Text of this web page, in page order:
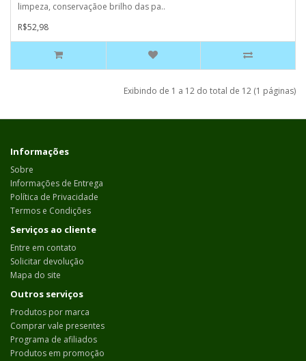
limpeza, conservaçãoe brilho das pa..
R$52,98
Exibindo de 1 a 12 do total de 12 (1 páginas)
Informações
Sobre
Informações de Entrega
Política de Privacidade
Termos e Condições
Serviços ao cliente
Entre em contato
Solicitar devolução
Mapa do site
Outros serviços
Produtos por marca
Comprar vale presentes
Programa de afiliados
Produtos em promoção